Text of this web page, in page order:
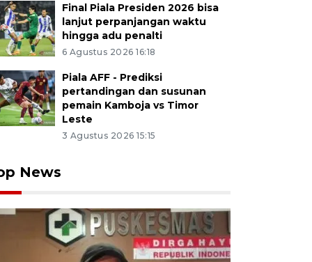
Final Piala Presiden 2026 bisa
lanjut perpanjangan waktu
hingga adu penalti
6 Agustus 2026 16:18
Piala AFF - Prediksi
pertandingan dan susunan
pemain Kamboja vs Timor
Leste
3 Agustus 2026 15:15
News